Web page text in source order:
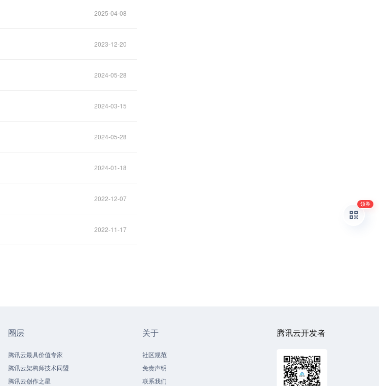
2025-04-08
2023-12-20
2024-05-28
2024-03-15
2024-05-28
2024-01-18
2022-12-07
2022-11-17
圈层
腾讯云最具价值专家
腾讯云架构师技术同盟
腾讯云创作之星
关于
社区规范
免责声明
联系我们
腾讯云开发者
领券